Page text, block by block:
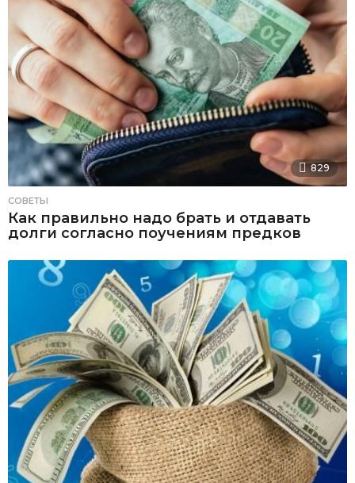
829
СОВЕТЫ
Как правильно надо брать и отдавать
долги согласно поучениям предков